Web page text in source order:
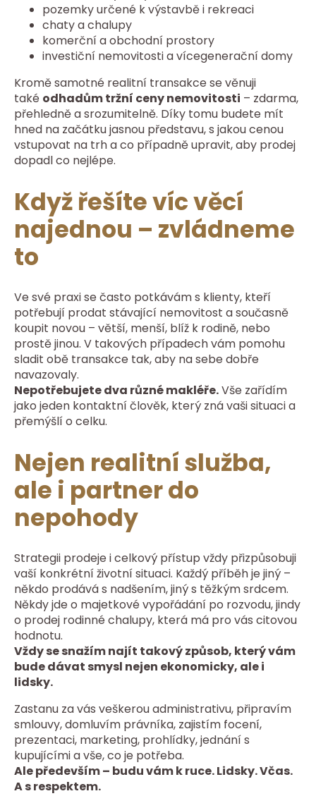
pozemky určené k výstavbě i rekreaci
chaty a chalupy
komerční a obchodní prostory
investiční nemovitosti a vícegenerační domy
Kromě samotné realitní transakce se věnuji
také odhadům tržní ceny nemovitosti – zdarma,
přehledně a srozumitelně. Díky tomu budete mít
hned na začátku jasnou představu, s jakou cenou
vstupovat na trh a co případně upravit, aby prodej
dopadl co nejlépe.
Když řešíte víc věcí
najednou – zvládneme
to
Ve své praxi se často potkávám s klienty, kteří
potřebují prodat stávající nemovitost a současně
koupit novou – větší, menší, blíž k rodině, nebo
prostě jinou. V takových případech vám pomohu
sladit obě transakce tak, aby na sebe dobře
navazovaly.
Nepotřebujete dva různé makléře.Vše zařídím
jako jeden kontaktní člověk, který zná vaši situaci a
přemýšlí o celku.
Nejen realitní služba,
ale i partner do
nepohody
Strategii prodeje i celkový přístup vždy přizpůsobuji
vaší konkrétní životní situaci. Každý příběh je jiný –
někdo prodává s nadšením, jiný s těžkým srdcem.
Někdy jde o majetkové vypořádání po rozvodu, jindy
o prodej rodinné chalupy, která má pro vás citovou
hodnotu.
Vždy se snažím najít takový způsob, který vám
bude dávat smysl nejen ekonomicky, ale i
lidsky.
Zastanu za vás veškerou administrativu, připravím
smlouvy, domluvím právníka, zajistím focení,
prezentaci, marketing, prohlídky, jednání s
kupujícími a vše, co je potřeba.
Ale především – budu vám k ruce. Lidsky. Včas.
A s respektem.